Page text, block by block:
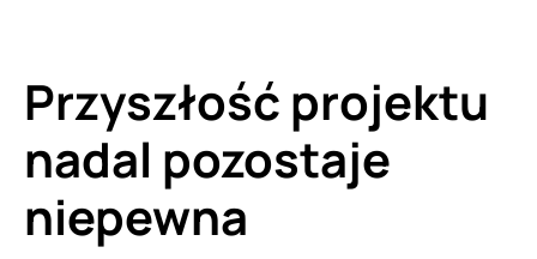
Przyszłość projektu
nadal pozostaje
niepewna